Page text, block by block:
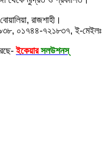
রাজশাহী।
০১৭৪৪-৭২১৮৩৭, ই-
ইকেয়ার সলউশনস্